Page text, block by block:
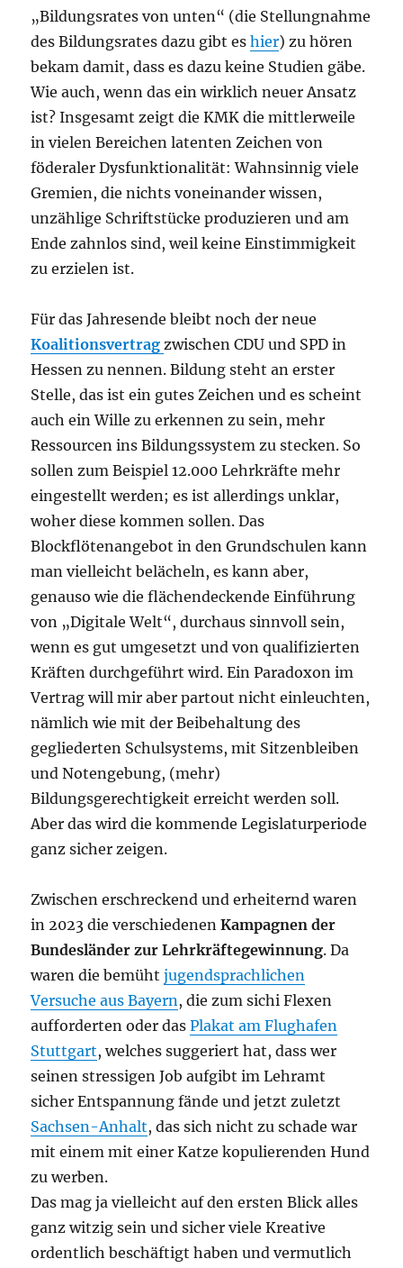
„Bildungsrates von unten“ (die Stellungnahme
des Bildungsrates dazu gibt eshier) zu hören
bekam damit, dass es dazu keine Studien gäbe.
Wie auch, wenn das ein wirklich neuer Ansatz
ist? Insgesamt zeigt die KMK die mittlerweile
in vielen Bereichen latenten Zeichen von
föderaler Dysfunktionalität: Wahnsinnig viele
Gremien, die nichts voneinander wissen,
unzählige Schriftstücke produzieren und am
Ende zahnlos sind, weil keine Einstimmigkeit
zu erzielen ist.
Für das Jahresende bleibt noch der neue
Koalitionsvertragzwischen CDU und SPD in
Hessen zu nennen. Bildung steht an erster
Stelle, das ist ein gutes Zeichen und es scheint
auch ein Wille zu erkennen zu sein, mehr
Ressourcen ins Bildungssystem zu stecken. So
sollen zum Beispiel 12.000 Lehrkräfte mehr
eingestellt werden; es ist allerdings unklar,
woher diese kommen sollen. Das
Blockflötenangebot in den Grundschulen kann
man vielleicht belächeln, es kann aber,
genauso wie die flächendeckende Einführung
von „Digitale Welt“, durchaus sinnvoll sein,
wenn es gut umgesetzt und von qualifizierten
Kräften durchgeführt wird. Ein Paradoxon im
Vertrag will mir aber partout nicht einleuchten,
nämlich wie mit der Beibehaltung des
gegliederten Schulsystems, mit Sitzenbleiben
und Notengebung, (mehr)
Bildungsgerechtigkeit erreicht werden soll.
Aber das wird die kommende Legislaturperiode
ganz sicher zeigen.
Zwischen erschreckend und erheiternd waren
in 2023 die verschiedenenKampagnen der
Bundesländer zur Lehrkräftegewinnung. Da
waren die bemühtjugendsprachlichen
Versuche aus Bayern, die zum sichi Flexen
aufforderten oder dasPlakat am Flughafen
Stuttgart, welches suggeriert hat, dass wer
seinen stressigen Job aufgibt im Lehramt
sicher Entspannung fände und jetzt zuletzt
Sachsen-Anhalt, das sich nicht zu schade war
mit einem mit einer Katze kopulierenden Hund
zu werben.
Das mag ja vielleicht auf den ersten Blick alles
ganz witzig sein und sicher viele Kreative
ordentlich beschäftigt haben und vermutlich